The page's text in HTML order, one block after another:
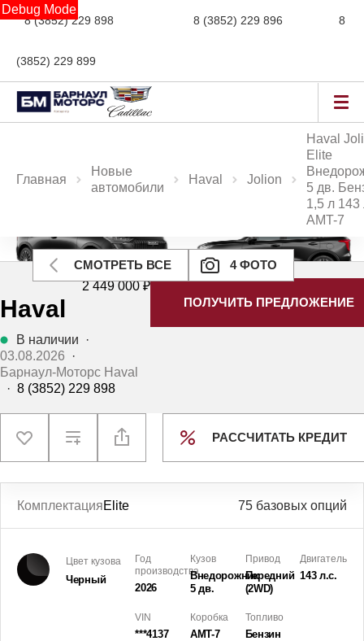
Debug Mode
8 (3852) 229 898 8 (3852) 229 896 8
(3852) 229 899
Главная
Новые
автомобили
Haval Jolion
Haval
Elite
5 дв.
1,5 л 143
AMT-7
Ещё 2 фото
СМОТРЕТЬ ВСЕ 4 ФОТО
Haval
2 449 000 ₽
В наличии ·
03.08.2026 ·
Барнаул-Моторс Haval
· 8 (3852) 229 898
ПОЛУЧИТЬ ПРЕДЛОЖЕНИЕ
РАССЧИТАТЬ КРЕДИТ
КомплектацияElite 75 базовых опций
Цвет кузова
Черный
Год
производства
2026
Кузов
Внедорожник
5 дв.
Привод
Передний
(2WD)
Двигатель
143 л.с.
VIN
***4137
Коробка
AMT-7
Топливо
Бензин